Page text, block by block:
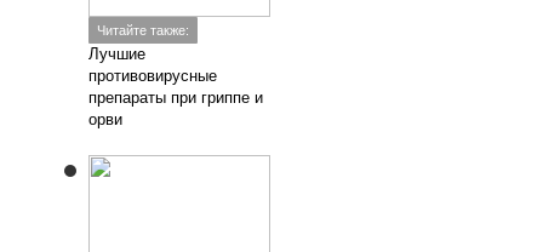
Читайте также:
Лучшие
противовирусные
препараты при гриппе и
орви